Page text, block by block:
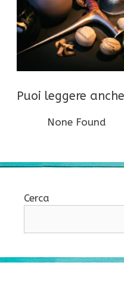
Puoi leggere
None Found
Cerca